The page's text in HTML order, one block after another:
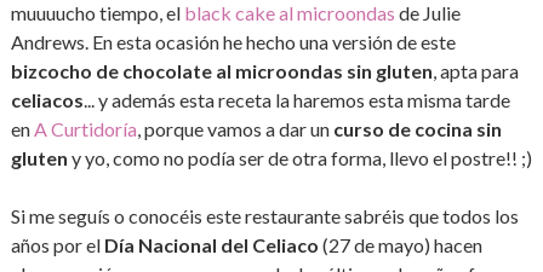
muuuucho tiempo, el black cake al microondas de Julie
Andrews. En esta ocasión he hecho una versión de este
bizcocho de chocolate al microondas sin gluten, apta para
celiacos... y además esta receta la haremos esta misma tarde
enA Curtidoría, porque vamos a dar un curso de cocina sin
gluten y yo, como no podía ser de otra forma, llevo el postre!! ;)
Si me seguís o conocéis este restaurante sabréis que todos los
años por el Día Nacional del Celiaco (27 de mayo) hacen